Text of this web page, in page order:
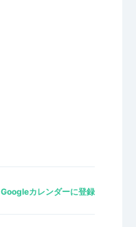
Googleカレンダーに登録